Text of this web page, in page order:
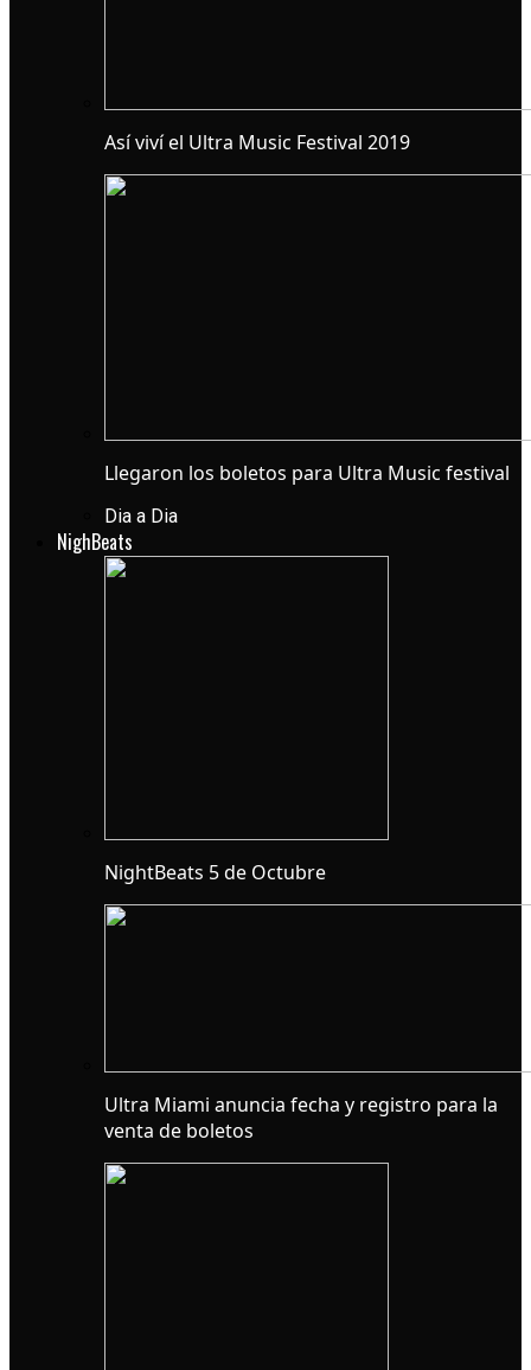
Así viví el Ultra Music Festival 2019
Llegaron los boletos para Ultra Music festival
Dia a Dia
NighBeats
NightBeats 5 de Octubre
Ultra Miami anuncia fecha y registro para la
venta de boletos